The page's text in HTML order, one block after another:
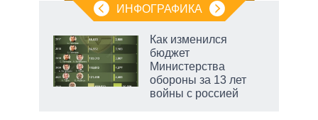
ИНФОГРАФИКА
Как изменился
бюджет
Министерства
обороны за 13 лет
войны с россией